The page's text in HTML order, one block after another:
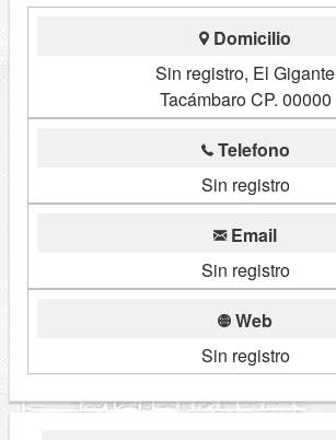
Domicilio
Sin registro, El Gigante
Tacámbaro CP. 00000
Telefono
Sin registro
Email
Sin registro
Web
Sin registro